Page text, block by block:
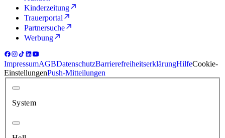
Kinderzeitung
Trauerportal
Partnersuche
Werbung
ImpressumAGBDatenschutzBarrierefreiheitserklärungHilfeCookie-
EinstellungenPush-Mitteilungen
System